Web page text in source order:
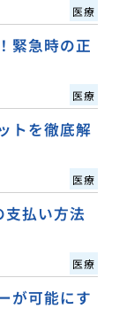
医療
緊急時の正
医療
トを徹底解
医療
払い方法
医療
が可能にす